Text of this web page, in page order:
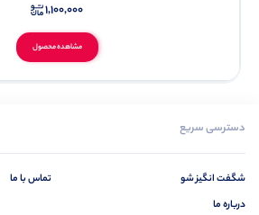
مشاهده محصول
1,100,000
دسترسی سریع
شگفت انگیز شو
درباره ما
تماس با ما